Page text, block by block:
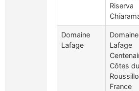
Riserva
Domaine
Lafage
Domaine
Lafage
Côtes du
France